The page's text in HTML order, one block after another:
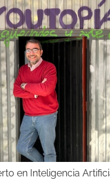
en Inteligencia